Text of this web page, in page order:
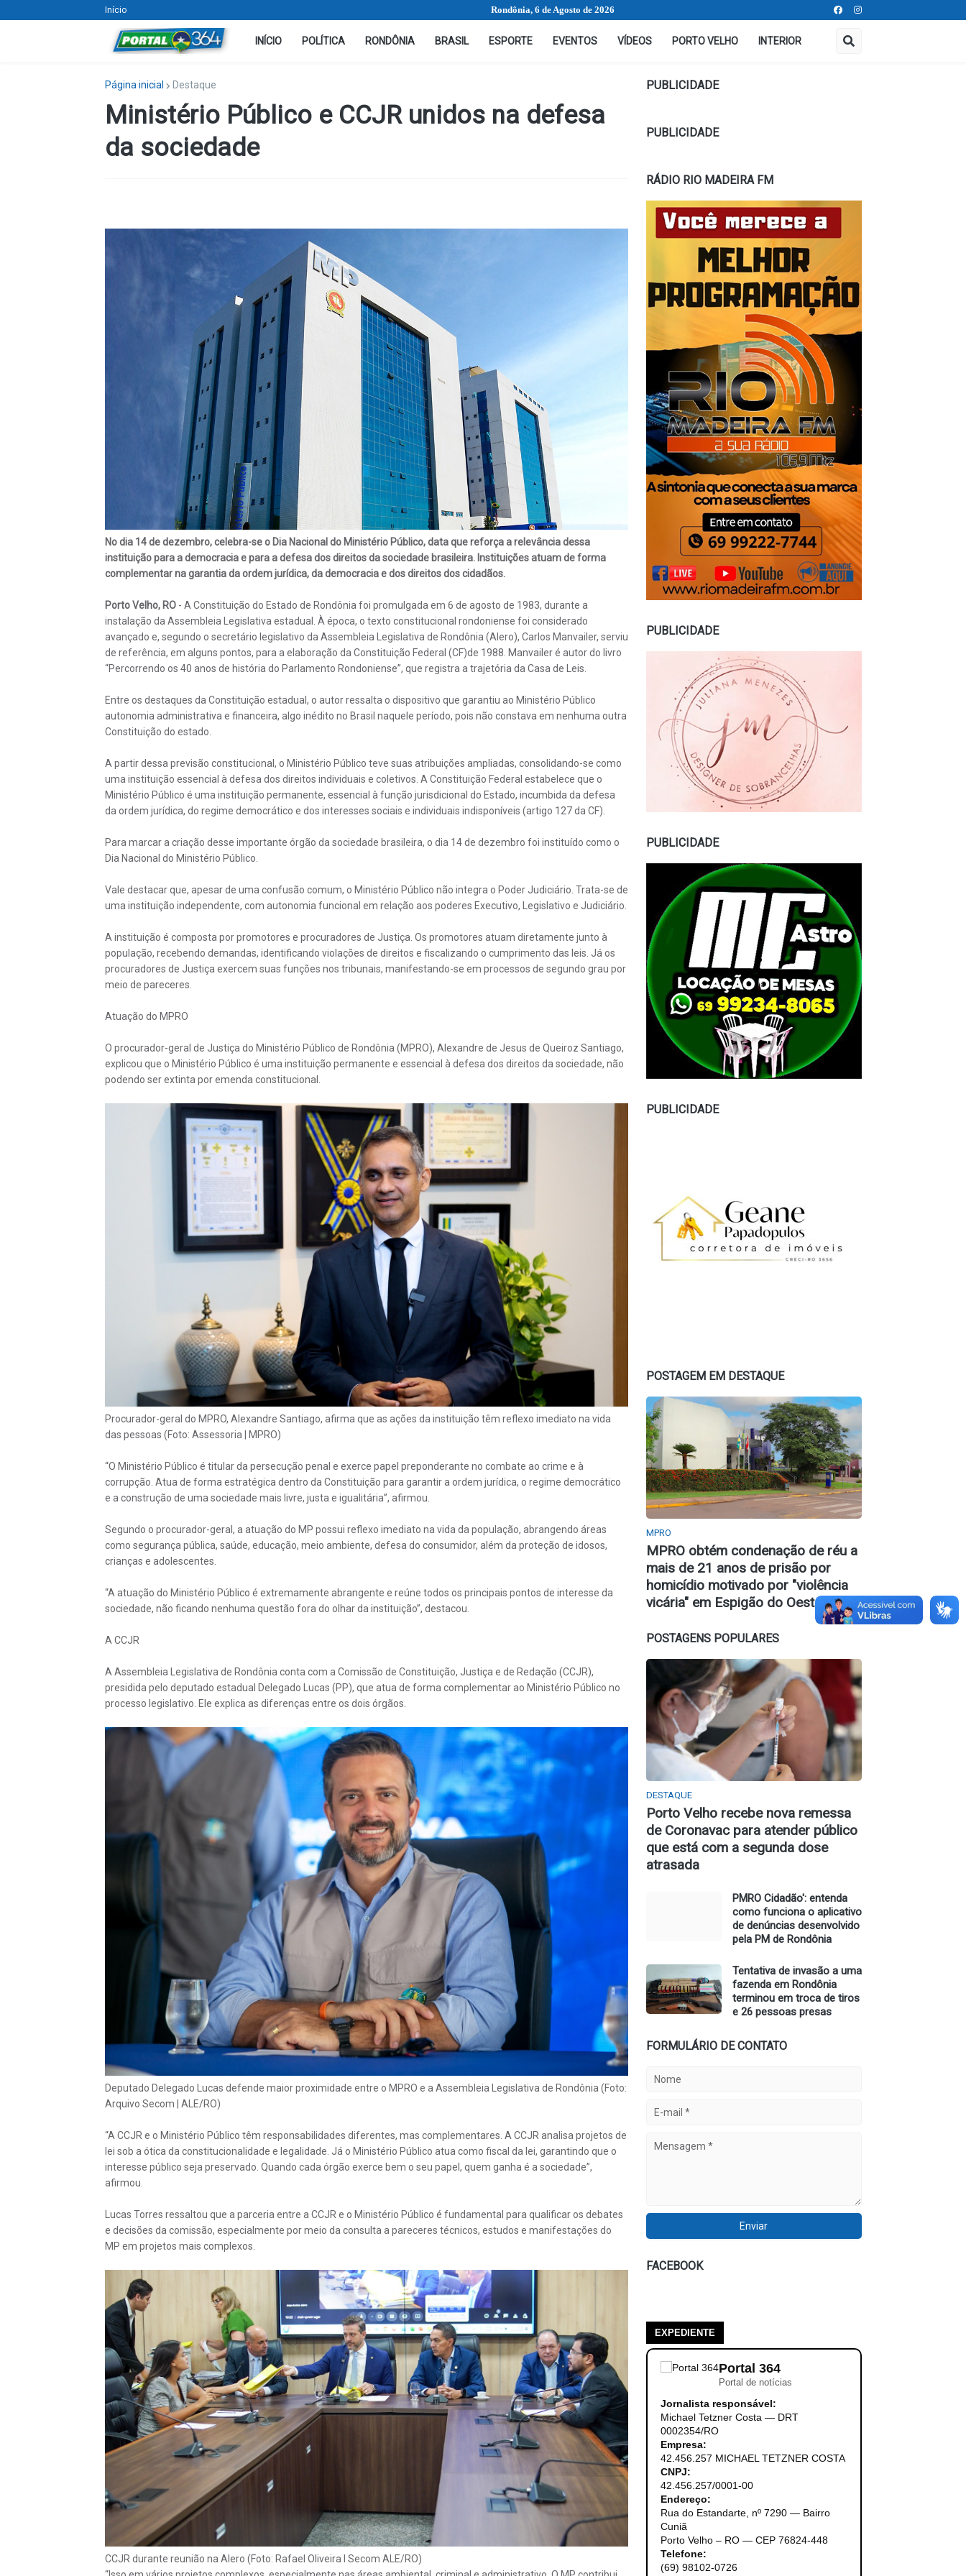
Início Rondônia, 6 de Agosto de 2026
INÍCIO POLÍTICA RONDÔNIA BRASIL ESPORTE EVENTOS VÍDEOS PORTO VELHO INTERIOR
Página inicial Destaque
Ministério Público e CCJR unidos na defesa
da sociedade
No dia 14 de dezembro, celebra-se o Dia Nacional do Ministério Público, data que reforça a relevância dessa
instituição para a democracia e para a defesa dos direitos da sociedade brasileira. Instituições atuam de forma
complementar na garantia da ordem jurídica, da democracia e dos direitos dos cidadãos.
Porto Velho, RO- A Constituição do Estado de Rondônia foi promulgada em 6 de agosto de 1983, durante a
instalação da Assembleia Legislativa estadual. À época, o texto constitucional rondoniense foi considerado
avançado e, segundo o secretário legislativo da Assembleia Legislativa de Rondônia (Alero), Carlos Manvailer, serviu
de referência, em alguns pontos, para a elaboração da Constituição Federal (CF)de 1988. Manvailer é autor do livro
“Percorrendo os 40 anos de história do Parlamento Rondoniense”, que registra a trajetória da Casa de Leis.
Entre os destaques da Constituição estadual, o autor ressalta o dispositivo que garantiu ao Ministério Público
autonomia administrativa e financeira, algo inédito no Brasil naquele período, pois não constava em nenhuma outra
Constituição do estado.
A partir dessa previsão constitucional, o Ministério Público teve suas atribuições ampliadas, consolidando-se como
uma instituição essencial à defesa dos direitos individuais e coletivos. A Constituição Federal estabelece que o
Ministério Público é uma instituição permanente, essencial à função jurisdicional do Estado, incumbida da defesa
da ordem jurídica, do regime democrático e dos interesses sociais e individuais indisponíveis (artigo 127 da CF).
Para marcar a criação desse importante órgão da sociedade brasileira, o dia 14 de dezembro foi instituído como o
Dia Nacional do Ministério Público.
Vale destacar que, apesar de uma confusão comum, o Ministério Público não integra o Poder Judiciário. Trata-se de
uma instituição independente, com autonomia funcional em relação aos poderes Executivo, Legislativo e Judiciário.
A instituição é composta por promotores e procuradores de Justiça. Os promotores atuam diretamente junto à
população, recebendo demandas, identificando violações de direitos e fiscalizando o cumprimento das leis. Já os
procuradores de Justiça exercem suas funções nos tribunais, manifestando-se em processos de segundo grau por
meio de pareceres.
Atuação do MPRO
O procurador-geral de Justiça do Ministério Público de Rondônia (MPRO), Alexandre de Jesus de Queiroz Santiago,
explicou que o Ministério Público é uma instituição permanente e essencial à defesa dos direitos da sociedade, não
podendo ser extinta por emenda constitucional.
Procurador-geral do MPRO, Alexandre Santiago, afirma que as ações da instituição têm reflexo imediato na vida
das pessoas (Foto: Assessoria | MPRO)
“O Ministério Público é titular da persecução penal e exerce papel preponderante no combate ao crime e à
corrupção. Atua de forma estratégica dentro da Constituição para garantir a ordem jurídica, o regime democrático
e a construção de uma sociedade mais livre, justa e igualitária”, afirmou.
Segundo o procurador-geral, a atuação do MP possui reflexo imediato na vida da população, abrangendo áreas
como segurança pública, saúde, educação, meio ambiente, defesa do consumidor, além da proteção de idosos,
crianças e adolescentes.
“A atuação do Ministério Público é extremamente abrangente e reúne todos os principais pontos de interesse da
sociedade, não ficando nenhuma questão fora do olhar da instituição”, destacou.
A CCJR
A Assembleia Legislativa de Rondônia conta com a Comissão de Constituição, Justiça e de Redação (CCJR),
presidida pelo deputado estadual Delegado Lucas (PP), que atua de forma complementar ao Ministério Público no
processo legislativo. Ele explica as diferenças entre os dois órgãos.
Deputado Delegado Lucas defende maior proximidade entre o MPRO e a Assembleia Legislativa de Rondônia (Foto:
Arquivo Secom | ALE/RO)
“A CCJR e o Ministério Público têm responsabilidades diferentes, mas complementares. A CCJR analisa projetos de
lei sob a ótica da constitucionalidade e legalidade. Já o Ministério Público atua como fiscal da lei, garantindo que o
interesse público seja preservado. Quando cada órgão exerce bem o seu papel, quem ganha é a sociedade”,
afirmou.
Lucas Torres ressaltou que a parceria entre a CCJR e o Ministério Público é fundamental para qualificar os debates
e decisões da comissão, especialmente por meio da consulta a pareceres técnicos, estudos e manifestações do
MP em projetos mais complexos.
CCJR durante reunião na Alero (Foto: Rafael Oliveira I Secom ALE/RO)
PUBLICIDADE
PUBLICIDADE
RÁDIO RIO MADEIRA FM
PUBLICIDADE
PUBLICIDADE
PUBLICIDADE
POSTAGEM EM DESTAQUE
MPRO
MPRO obtém condenação de réu a
mais de 21 anos de prisão por
homicídio motivado por "violência
vicária" em Espigão do Oeste
POSTAGENS POPULARES
DESTAQUE
Porto Velho recebe nova remessa
de Coronavac para atender público
que está com a segunda dose
atrasada
PMRO Cidadão': entenda
como funciona o aplicativo
de denúncias desenvolvido
pela PM de Rondônia
Tentativa de invasão a uma
fazenda em Rondônia
terminou em troca de tiros
e 26 pessoas presas
FORMULÁRIO DE CONTATO
FACEBOOK
EXPEDIENTE
Portal 364
Portal de notícias
Jornalista responsável:
Michael Tetzner Costa — DRT
0002354/RO
Empresa:
42.456.257 MICHAEL TETZNER COSTA
CNPJ:
42.456.257/0001-00
Endereço:
Rua do Estandarte, nº 7290 — Bairro
Cuniã
Porto Velho – RO — CEP 76824-448
Telefone:
(69) 98102-0726